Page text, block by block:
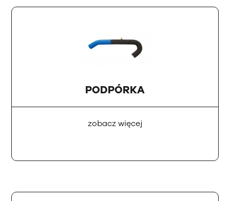
PODPÓRKA
zobacz więcej